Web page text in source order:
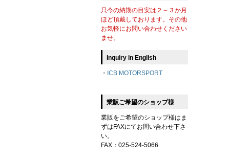
只今の納期の目安は２～３か月
ほど頂戴しております。その他
お気軽にお問い合わせください
ませ。
Inquiry in English
・ ICB MOTORSPORT
業販ご希望のショップ様
業販をご希望のショップ様はま
ずはFAXにてお問い合わせ下さ
い。
FAX：025-524-5066